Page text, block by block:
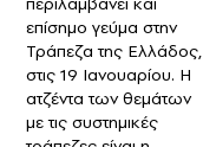
επίσημο γεύμα στην
Τράπεζα της Ελλάδος,
στις 19 Ιανουαρίου. Η
ατζέντα των θεμάτων
με τις συστημικές